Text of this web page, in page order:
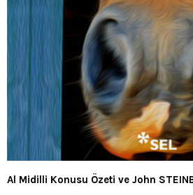
Al Midilli Konusu Özeti ve John